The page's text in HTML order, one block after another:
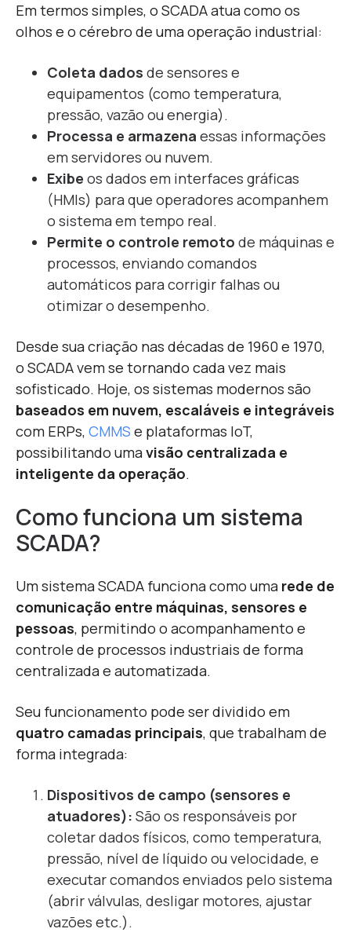
Em termos simples, o SCADA atua como os
olhos e o cérebro de uma operação industrial:
Coleta dados de sensores e
equipamentos (como temperatura,
pressão, vazão ou energia).
Processa e armazena essas informações
em servidores ou nuvem.
Exibe os dados em interfaces gráficas
(HMIs) para que operadores acompanhem
o sistema em tempo real.
Permite o controle remoto de máquinas e
processos, enviando comandos
automáticos para corrigir falhas ou
otimizar o desempenho.
Desde sua criação nas décadas de 1960 e 1970,
o SCADA vem se tornando cada vez mais
sofisticado. Hoje, os sistemas modernos são
baseados em nuvem, escaláveis e integráveis
com ERPs, CMMS e plataformas IoT,
possibilitando umavisão centralizada e
inteligente da operação.
Como funciona um sistema
SCADA?
Um sistema SCADA funciona como uma rede de
comunicação entre máquinas, sensores e
pessoas, permitindo o acompanhamento e
controle de processos industriais de forma
centralizada e automatizada.
Seu funcionamento pode ser dividido em
quatro camadas principais, que trabalham de
forma integrada:
Dispositivos de campo (sensores e
atuadores): São os responsáveis por
coletar dados físicos, como temperatura,
pressão, nível de líquido ou velocidade, e
executar comandos enviados pelo sistema
(abrir válvulas, desligar motores, ajustar
vazões etc.).